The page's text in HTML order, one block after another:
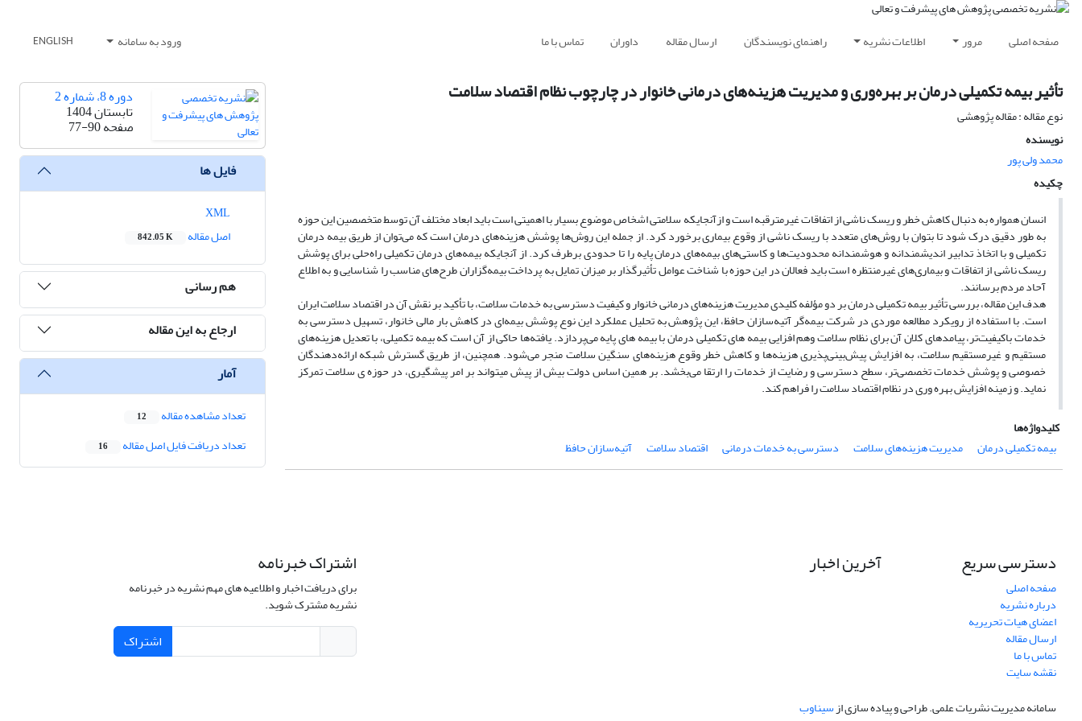
صفحه اصلی مرور اطلاعات نشریه راهنمای نویسندگان ارسال مقاله داوران تماس با ما ورود به سامانه ENGLISH
تأثیر بیمه‌ تکمیلی درمان بر بهره‌وری و مدیریت هزینه‌های درمانی خانوار در چارچوب نظام اقتصاد سلامت
نوع مقاله : مقاله پژوهشی
نویسنده
محمد ولی پور
چکیده
انسان همواره به دنبال کاهش خطر و ریسک ناشی از اتفاقات غیرمترقبه است وازآنجایکه سلامتی اشخاص موضوع بسیار با اهمیتی است باید ابعاد مختلف آن توسط متخصصین این حوزه
به طور دقیق درک شود تا بتوان با روش‌های متعدد با ریسک ناشی از وقوع بیماری برخورد کرد. از جمله این روش‌ها پوشش هزینه‌های درمان است که می‌توان از طریق بیمه درمان
تکمیلی و با اتخاذ تدابیر اندیشمندانه و هوشمندانه محدودیت‌ها و کاستی‌های بیمه‌های درمان پایه را تا حدودی برطرف کرد. از آنجایکه بیمه‌های درمان تکمیلی راه‌حلی برای پوشش
ریسک ناشی از اتفاقات و بیماری‌های غیرمنتظره است باید فعالان در این حوزه با شناخت عوامل تأثیرگذار بر میزان تمایل به پرداخت بیمه‌گزاران طرح‌های مناسب را شناسایی و به اطلاع
آحاد مردم برسانند.
هدف این مقاله، بررسی تأثیر بیمه تکمیلی درمان بر دو مؤلفه کلیدی مدیریت هزینه‌های درمانی خانوار و کیفیت دسترسی به خدمات سلامت، با تأکید بر نقش آن در اقتصاد سلامت ایران
است. با استفاده از رویکرد مطالعه موردی در شرکت بیمه‌گر آتیه‌سازان حافظ، این پژوهش به تحلیل عملکرد این نوع پوشش بیمه‌ای در کاهش بار مالی خانوار، تسهیل دسترسی به
خدمات باکیفیت‌تر، پیامدهای کلان آن برای نظام سلامت وهم افزایی بیمه های تکمیلی درمانبابیمه های پایه می‌پردازد. یافته‌ها حاکی از آن است که بیمه تکمیلی، با تعدیل هزینه‌های
مستقیم و غیرمستقیم سلامت، به افزایش پیش‌بینی‌پذیری هزینه‌ها و کاهش خطر وقوع هزینه‌هایسنگینسلامت منجر می‌شود. همچنین، از طریق گسترش شبکه ارائه‌دهندگان
خصوصی و پوشش خدمات تخصصی‌تر، سطح دسترسی و رضایت از خدمات را ارتقا می‌بخشد. بر همین اساس دولت بیش از پیش میتواند بر امر پیشگیری، در حوزه ی سلامت تمرکز
نماید. و زمینه افزایش بهره وری در نظام اقتصاد سلامت را فراهم کند.
کلیدواژه‌ها
بیمه تکمیلی درمان
مدیریت هزینه‌های سلامت دسترسی به خدمات درمانی اقتصاد سلامت آتیه‌سازان حافظ
دوره 8، شماره 2
تابستان 1404
صفحه77-90
فایل ها
اصل مقاله
842.05 K
هم رسانی
ارجاع به این مقاله
آمار
تعداد مشاهده مقاله 12
تعداد دریافت فایل اصل مقاله 16
دسترسی سریع
صفحه اصلی
درباره نشریه
اعضای هیات تحریریه
ارسال مقاله
تماس با ما
نقشه سایت
آخرین اخبار اشتراک خبرنامه
برای دریافت اخبار و اطلاعیه های مهم نشریه در خبرنامه
نشریه مشترک شوید.
اشتراک
سامانه مدیریت نشریات علمی.طراحی و پیاده سازی ازسیناوب